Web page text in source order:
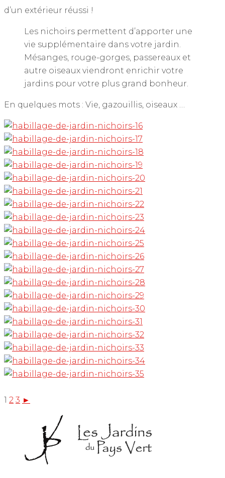
d’un extérieur réussi !
Les nichoirs permettent d’apporter une
vie supplémentaire dans votre jardin.
Mésanges, rouge-gorges, passereaux et
autre oiseaux viendront enrichir votre
jardins pour votre plus grand bonheur.
En quelques mots : Vie, gazouillis, oiseaux …
1 2 3 ►